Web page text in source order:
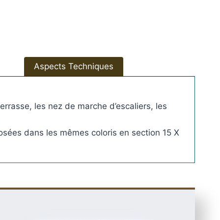
s
e
m
e
t
c
Aspects Techniques
les nez de marche d’escaliers, les
dans les mêmes coloris en section 15 X